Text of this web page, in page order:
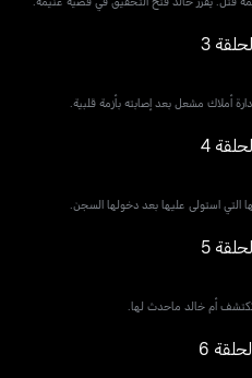
أملاك مشعل بعد إصابته بأزمة قلبية.
استولى عليها بعد دخولها السجن.
أم خالد ماحدث لها.